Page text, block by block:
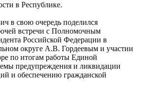
в Республике.
в свою очередь поделился
встречи с Полномочным
Российской Федерации в
округе А.В. Гордеевым и участии
по итогам работы Единой
предупреждения и ликвидации
и обеспечению гражданской